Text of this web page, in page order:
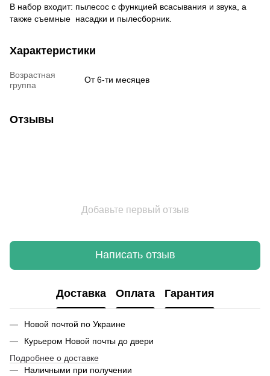
В набор входит: пылесос с функцией всасывания и звука, а
также съемные насадки и пылесборник.
Характеристики
Возрастная
группа
От 6-ти месяцев
Отзывы
Добавьте первый отзыв
Написать отзыв
Доставка Оплата Гарантия
Новой почтой по Украине
Курьером Новой почты до двери
Подробнее о доставке
Наличными при получении